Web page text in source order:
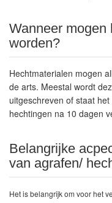
Wanneer mogen
worden?
Hechtmaterialen mogen
de arts. Meestal wordt
uitgeschreven of staat
hechtingen na 10 dagen
Belangrijke
van agrafen/
Het is belangrijk om voor het